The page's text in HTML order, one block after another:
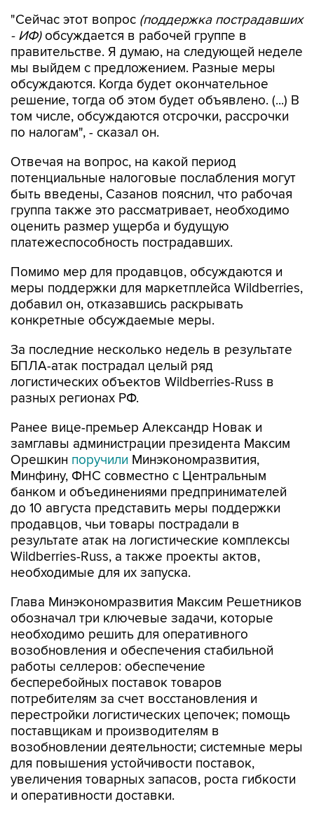
"Сейчас этот вопрос (поддержка пострадавших
- ИФ)обсуждается в рабочей группе в
правительстве. Я думаю, на следующей неделе
мы выйдем с предложением. Разные меры
обсуждаются. Когда будет окончательное
решение, тогда об этом будет объявлено. (...) В
том числе, обсуждаются отсрочки, рассрочки
по налогам", - сказал он.
Отвечая на вопрос, на какой период
потенциальные налоговые послабления могут
быть введены, Сазанов пояснил, что рабочая
группа также это рассматривает, необходимо
оценить размер ущерба и будущую
платежеспособность пострадавших.
Помимо мер для продавцов, обсуждаются и
меры поддержки для маркетплейса Wildberries,
добавил он, отказавшись раскрывать
конкретные обсуждаемые меры.
За последние несколько недель в результате
БПЛА-атак пострадал целый ряд
логистических объектов Wildberries-Russ в
разных регионах РФ.
Ранее вице-премьер Александр Новак и
замглавы администрации президента Максим
Орешкин поручили Минэкономразвития,
Минфину, ФНС совместно с Центральным
банком и объединениями предпринимателей
до 10 августа представить меры поддержки
продавцов, чьи товары пострадали в
результате атак на логистические комплексы
Wildberries-Russ, а также проекты актов,
необходимые для их запуска.
Глава Минэкономразвития Максим Решетников
обозначал три ключевые задачи, которые
необходимо решить для оперативного
возобновления и обеспечения стабильной
работы селлеров: обеспечение
бесперебойных поставок товаров
потребителям за счет восстановления и
перестройки логистических цепочек; помощь
поставщикам и производителям в
возобновлении деятельности; системные меры
для повышения устойчивости поставок,
увеличения товарных запасов, роста гибкости
и оперативности доставки.